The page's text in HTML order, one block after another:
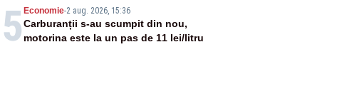
5 Economie-2 aug. 2026, 15:36
Carburanții s-au scumpit din nou,
motorina este la un pas de 11 lei/litru